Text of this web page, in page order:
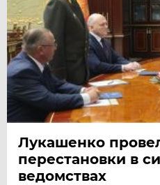
Лукашенко
перестановки в
ведомствах